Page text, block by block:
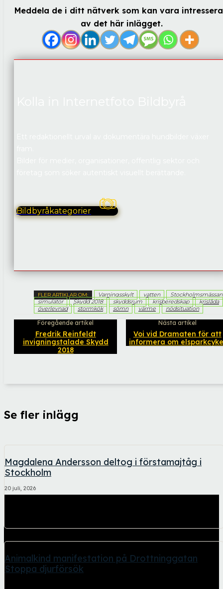
Meddela de i ditt nätverk som kan vara
av det här inlägget.
Bildbyråkategorier
FLER ARTIKLAR OM: Varningsskylt vatten
Stockholmsmässan
simulator
Skydd 2018 skyddsrum krisberedskap
krislåda
överlevnad
stormkök sömn värme nödsituation
Föregående artikel
Fredrik Reinfeldt
invigningstalade Skydd
2018
Nästa artikel
Voi vid Dramaten för att
informera om
Se fler inlägg
Magdalena Andersson deltog i förstamajtåg i
Stockholm
20 juli, 2026
Animalkind manifestation på Drottninggatan
Stoppa djurförsök